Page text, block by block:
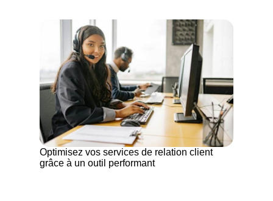
Optimisez vos services de relation client
grâce à un outil performant